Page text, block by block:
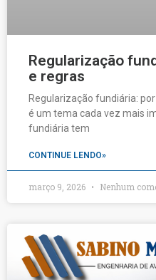
Regularização
e regras
Regularização fundiária:
é um tema cada vez mais
fundiária tem
CONTINUE LENDO»
março 9, 2026 Nenhum